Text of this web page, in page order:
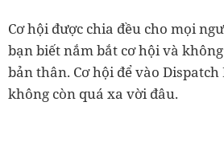
Cơ hội được chia đều cho mọi
bạn biết nắm bắt cơ hội và
bản thân. Cơ hội để vào
không còn quá xa vời đâu.